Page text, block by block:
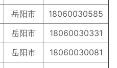
岳阳市
18060030585
岳阳市
18060030331
岳阳市
18060030081